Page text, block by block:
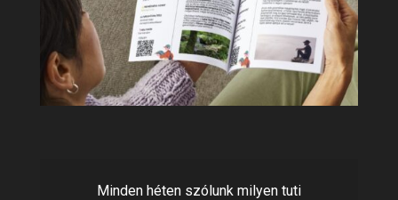
Minden héten szólunk milyen tuti